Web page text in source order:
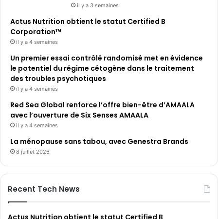
il y a 3 semaines
Actus Nutrition obtient le statut Certified B
Corporation™
il y a 4 semaines
Un premier essai contrôlé randomisé met en évidence
le potentiel du régime cétogène dans le traitement
des troubles psychotiques
il y a 4 semaines
Red Sea Global renforce l’offre bien-être d’AMAALA
avec l’ouverture de Six Senses AMAALA
il y a 4 semaines
La ménopause sans tabou, avec Genestra Brands
8 juillet 2026
Recent Tech News
Actus Nutrition obtient le statut Certified B